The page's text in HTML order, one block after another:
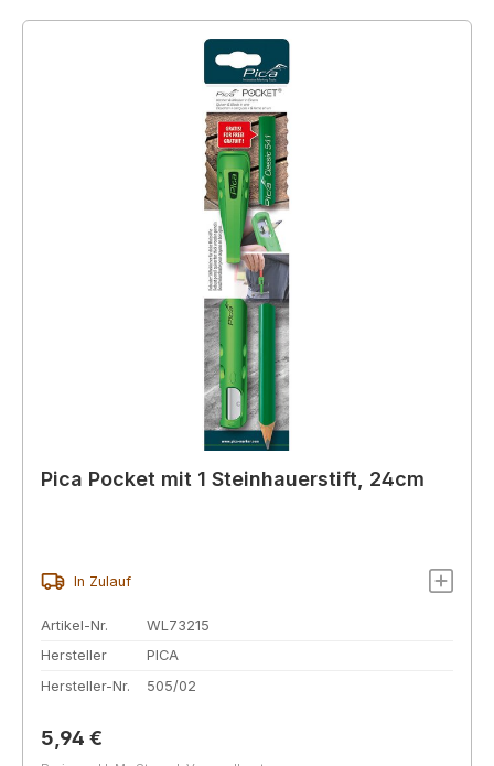
Pica Pocket mit 1 Steinhauerstift, 24cm
In Zulauf
Artikel-Nr.
WL73215
Hersteller
PICA
Hersteller-Nr.
505/02
Regulärer Preis:
5,94 €